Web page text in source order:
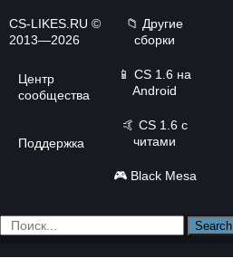
CS-LIKES.RU ©
2013—2026
Центр
сообщества
Поддержка
📁 Другие
сборки
📱 CS 1.6 на
Android
🤙 CS 1.6 с
читами
🎮 Black Mesa
Search